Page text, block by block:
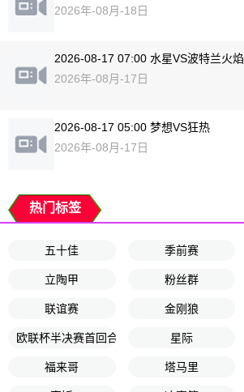
2026年-08月-18日
2026-08-17 07:00 水星VS波特兰火焰
2026年-08月-17日
2026-08-17 05:00 梦想VS狂热
2026年-08月-17日
热门标签
五十佳 季前赛
立陶甲 粉丝群
联谊赛 金刚狼
欧联杯半决赛首回合 星际
福来哥 塔马里